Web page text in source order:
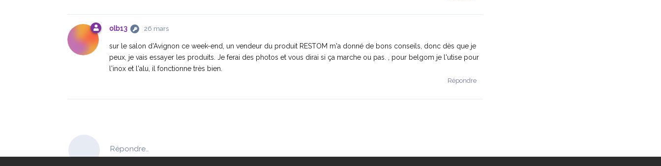
olb13 26 mars
sur le salon d'Avignon ce week-end, un vendeur du produit RESTOM m'a donné de bons conseils, donc dès que je
peux, je vais essayer les produits. Je ferai des photos et vous dirai si ça marche ou pas. , pour belgom je l'utise pour
l'inox et l'alu, il fonctionne très bien.
Répondre
Répondre…